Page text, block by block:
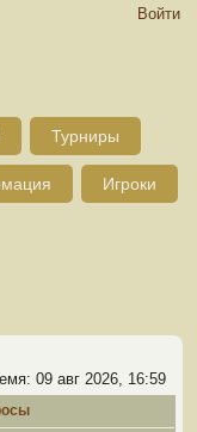
Войти
Турниры
Игроки
09 авг 2026, 16:59